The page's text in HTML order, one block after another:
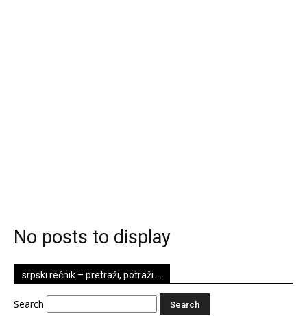
No posts to display
srpski rečnik – pretraži, potraži …
Search